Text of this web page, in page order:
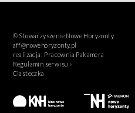
© Stowarzyszenie Nowe Horyzonty
aff@nowehoryzonty.pl
realizacja: Pracownia Pakamera
Regulamin serwisu ›
Ciasteczka